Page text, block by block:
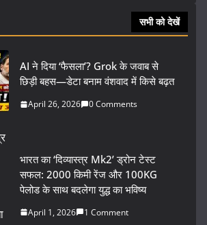
सभी को देखें
AI ने दिया ‘फैसला’? Grok के जवाब से
छिड़ी बहस—डेटा बनाम वंशवाद में किसे बढ़त
April 26, 2026 0 Comments
भारत का ‘दिव्यास्त्र Mk2’ ड्रोन टेस्ट
सफल: 2000 किमी रेंज और 100KG
पेलोड के साथ बदलेगा युद्ध का भविष्य
April 1, 2026 1 Comment